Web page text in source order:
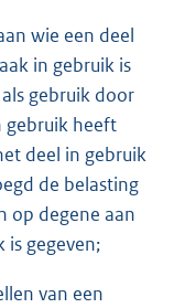
wie een deel
in gebruik is
gebruik door
gebruik heeft
deel in gebruik
de belasting
op degene aan
is gegeven;
van een